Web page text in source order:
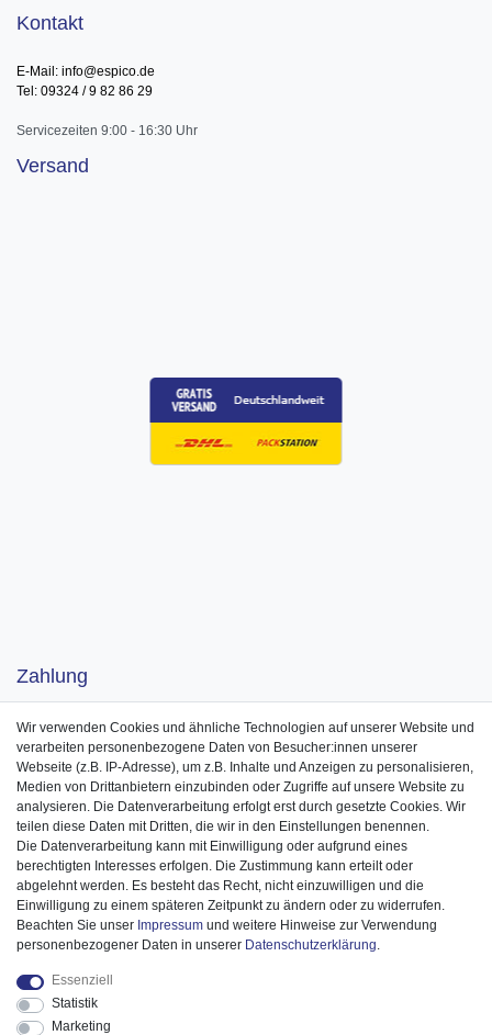
Kontakt
E-Mail: info@espico.de
Tel: 09324 / 9 82 86 29
Servicezeiten 9:00 - 16:30 Uhr
Versand
Zahlung
Wir verwenden Cookies und ähnliche Technologien auf unserer Website und
verarbeiten personenbezogene Daten von Besucher:innen unserer
Webseite (z.B. IP-Adresse), um z.B. Inhalte und Anzeigen zu personalisieren,
Medien von Drittanbietern einzubinden oder Zugriffe auf unsere Website zu
analysieren. Die Datenverarbeitung erfolgt erst durch gesetzte Cookies. Wir
teilen diese Daten mit Dritten, die wir in den Einstellungen benennen.
Die Datenverarbeitung kann mit Einwilligung oder aufgrund eines
berechtigten Interesses erfolgen. Die Zustimmung kann erteilt oder
abgelehnt werden. Es besteht das Recht, nicht einzuwilligen und die
Einwilligung zu einem späteren Zeitpunkt zu ändern oder zu widerrufen.
Beachten Sie unser Impressum und weitere Hinweise zur Verwendung
personenbezogener Daten in unserer Daten­schutz­erklärung.
Essenziell
Statistik
Marketing